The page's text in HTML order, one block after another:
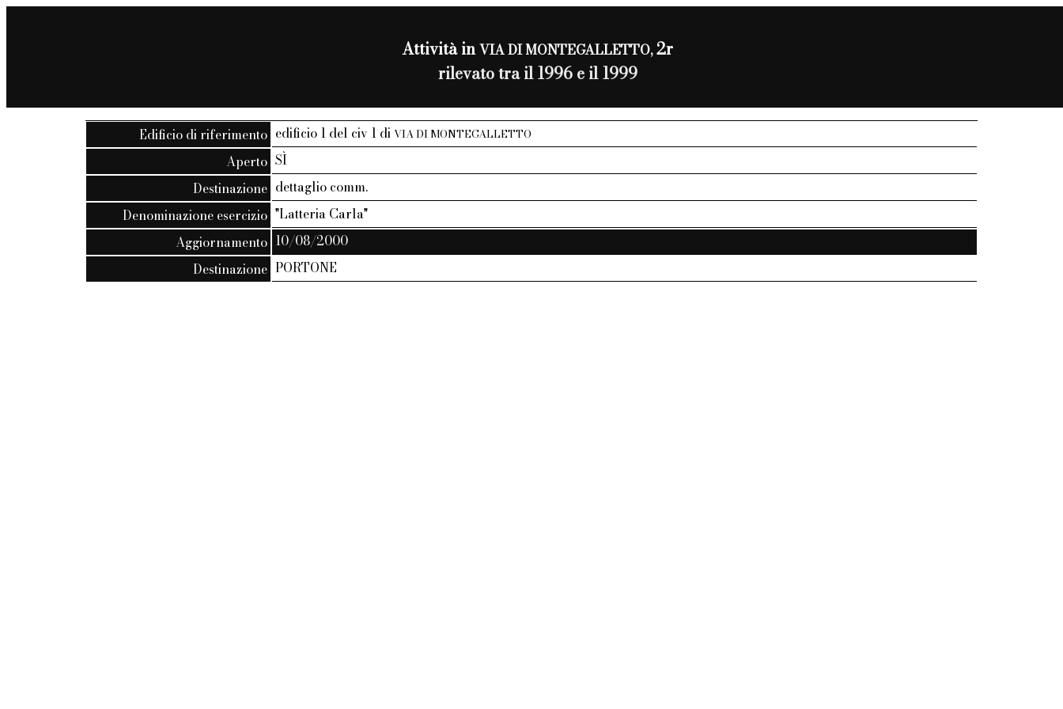
Attività inVIA DI MONTEGALLETTO,2r
rilevato tra il 1996 e il 1999
Edificio di riferimento edificio 1 del civ 1 diVIA DI MONTEGALLETTO
Aperto SÌ
Destinazione dettaglio comm.
Denominazione esercizio "Latteria Carla"
Aggiornamento 10/08/2000
Destinazione PORTONE